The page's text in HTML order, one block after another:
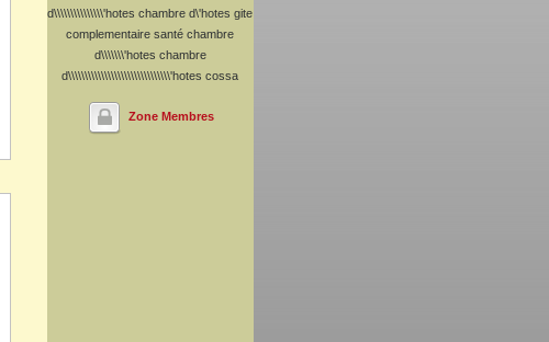
d\\\\\\\\\\\\\\\'hotes chambre d\'hotes gite
complementaire santé chambre
d\\\\\\\'hotes chambre
d\\\\\\\\\\\\\\\\\\\\\\\\\\\\\\\'hotes cossa
Zone Membres